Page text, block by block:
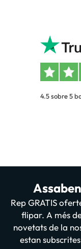
4.5 sobre 5
Rep GRATIS
flipar. A més
novetats de la
estan